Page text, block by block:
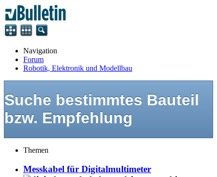
Navigation
Forum
Robotik, Elektronik und Modellbau
Suche bestimmtes Bauteil
bzw. Empfehlung
Themen
Messkabel für Digitalmultimeter